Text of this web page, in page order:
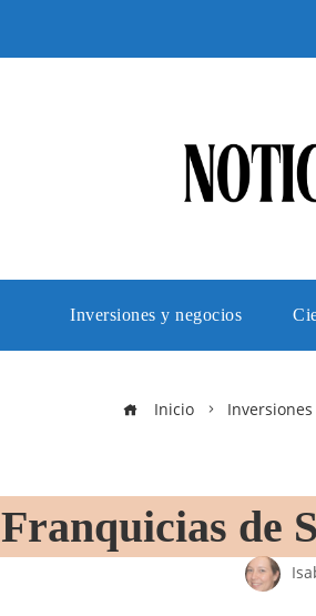
Inversiones y negocios
Inicio
Franquicias de